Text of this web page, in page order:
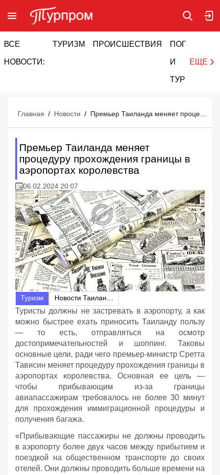
ВСЕ
НОВОСТИ:
ТУРИЗМ ПРОИСШЕСТВИЯ ПОГОДА
И
ТУРИЗМ
ЕЩЕ
Главная / Новости /
Премьер Таиланда меняет
процедуру прохождения границы в
аэропортах королевства
06.02.2024 20:07
Туризм
Туристы должны не застревать в аэропорту, а как
можно быстрее ехать приносить Таиланду пользу
— то есть, отправляться на осмотр
достопримечательностей и шоппинг. Таковы
основные цели, ради чего премьер-министр Сретта
Тависин меняет процедуру прохождения границы в
аэропортах королевства. Основная ее цель —
чтобы прибывающим из-за границы
авиапассажирам требовалось не более 30 минут
для прохождения иммиграционной процедуры и
получения багажа.
«Прибывающие пассажиры не должны проводить
в аэропорту более двух часов между прибытием и
поездкой на общественном транспорте до своих
отелей. Они должны проводить больше времени на